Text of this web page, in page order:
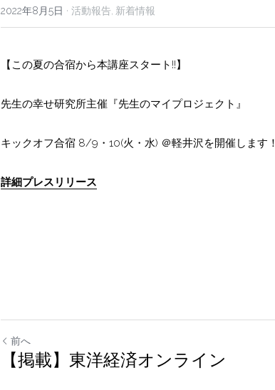
2022年8月5日 · 活動報告, 新着情報
【この夏の合宿から本講座スタート!!】
先生の幸せ研究所主催『先生のマイプロジェクト』
キックオフ合宿 8/9・10(火・水) ＠軽井沢を開催します！
詳細プレスリリース
前へ
【掲載】東洋経済オンライン